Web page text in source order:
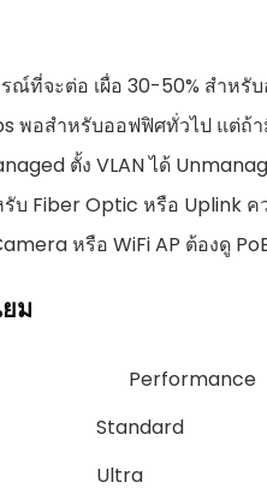
ณ์ที่จะต่อ เผื่อ 30-50% สำหรั
พอสำหรับออฟฟิศทั่วไป แต่ถ้
ตั้ง VLAN ได้
บ Fiber Optic หรือ Uplink ค
หรือ WiFi AP ต้องดู
ม
Performance
Standard
Ultra